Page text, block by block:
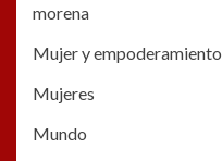
morena
Mujer y empoderamiento
Mujeres
Mundo